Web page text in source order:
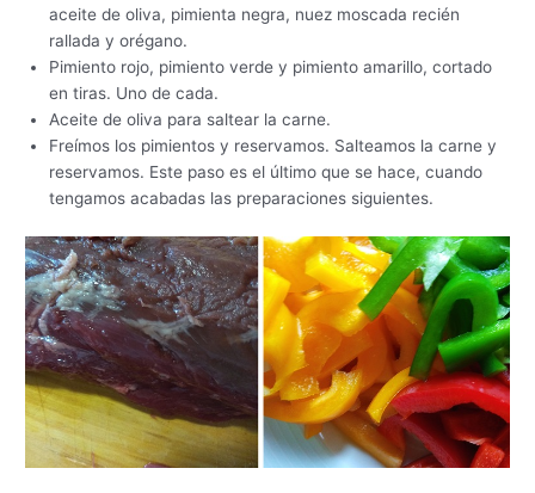
aceite de oliva, pimienta negra, nuez moscada recién
rallada y orégano.
Pimiento rojo, pimiento verde y pimiento amarillo, cortado
en tiras. Uno de cada.
Aceite de oliva para saltear la carne.
Freímos los pimientos y reservamos. Salteamos la carne y
reservamos. Este paso es el último que se hace, cuando
tengamos acabadas las preparaciones siguientes.